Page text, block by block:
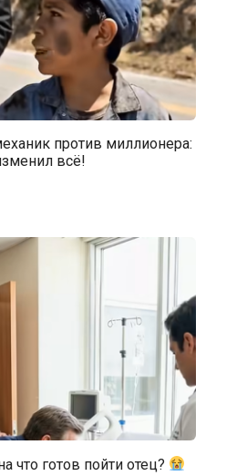
против миллионера:
всё!
что готов пойти отец?